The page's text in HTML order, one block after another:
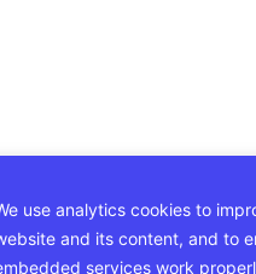
use analytics cookies to
and its content, and to
services work